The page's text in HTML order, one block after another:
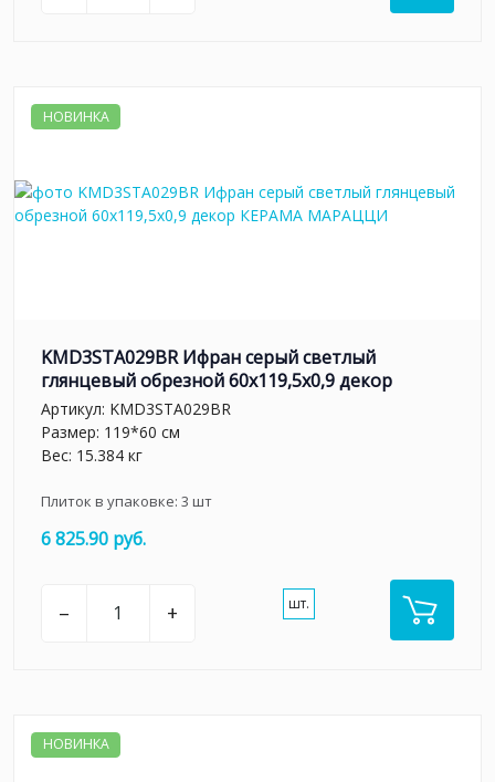
НОВИНКА
KMD3STA029BR Ифран серый светлый
глянцевый обрезной 60x119,5x0,9 декор
Артикул: KMD3STA029BR
Размер: 119*60 см
Вес: 15.384 кг
Плиток в упаковке: 3 шт
6 825.90 руб.
– + шт.
НОВИНКА